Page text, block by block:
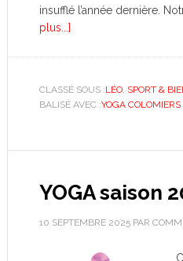
insufflé l’année dernière.
plus...]
CLASSÉ SOUS :LÉO, SPORT &
BALISÉ AVEC :YOGA COLOMIERS
YOGA saison
10 SEPTEMBRE 2025PAR